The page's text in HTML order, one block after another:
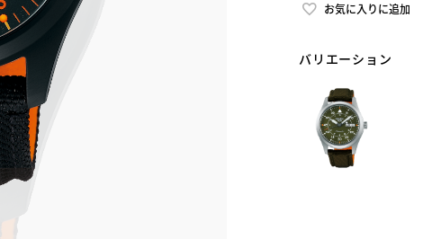
お気に入りに追加
バリエーション